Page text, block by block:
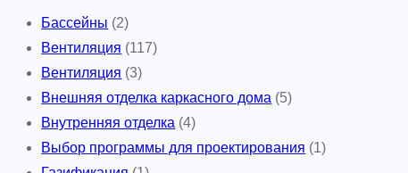
Бассейны (2)
Вентиляция (117)
Вентиляция (3)
Внешняя отделка каркасного дома (5)
Внутренняя отделка (4)
Выбор программы для проектирования (1)